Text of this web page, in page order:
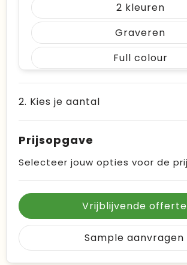
2
Graveren
Full colour
2. Kies je aantal
Prijsopgave
Selecteer jouw opties voor de
Vrijblijvende offerte
Sample aanvragen